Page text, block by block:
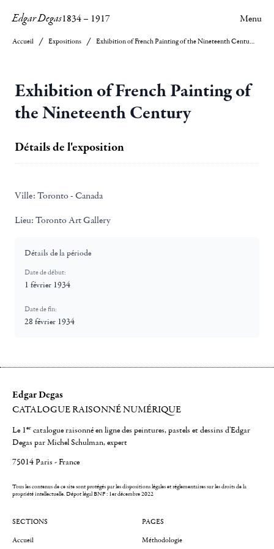
Edgar Degas1834– 1917 Menu
Accueil Expositions Exhibition of French Painting of the Nineteenth Century
Exhibition of French Painting of
the Nineteenth Century
Détails de l'exposition
Ville: Toronto - Canada
Lieu: Toronto Art Gallery
Détails de la période
Date de début:
1 février 1934
Date de fin:
28 février 1934
Edgar Degas
CATALOGUE RAISONNÉ NUMÉRIQUE
Le 1er catalogue raisonné en ligne des peintures, pastels et dessins d'Edgar
Degas par Michel Schulman, expert
75014 Paris - France
Tous les contenus de ce site sont protégés par les dispositions légales et réglementaires sur les droits de la
propriété intellectuelle.Dépot légal BNF : 1er décembre 2022
SECTIONS
Accueil
PAGES
Méthodologie